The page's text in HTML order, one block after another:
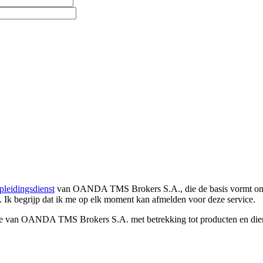
van OANDA TMS Brokers S.A., die de basis vormt
Ik begrijp dat ik me op elk moment kan afmelden voor deze service.
OANDA TMS Brokers S.A. met betrekking tot producten en